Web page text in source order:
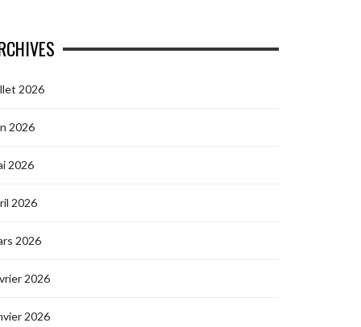
2026
2026
2026
2026
2026
2026
2026